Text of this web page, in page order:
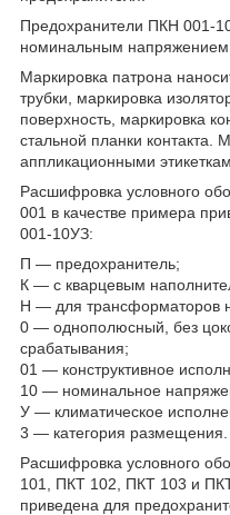
Предохранители ПКН 001-
номинальным напряжением
Маркировка патрона
трубки, маркировка
поверхность, маркировка
стальной планки контакта.
аппликационными
Расшифровка условного
001 в качестве примера
001-10УЗ:
П — предохранитель;
К — с кварцевым
Н — для трансформаторов
0 — однополюсный, без
срабатывания;
01 — конструктивное
10 — номинальное
У — климатическое
3 — категория размещения.
Расшифровка условного
101, ПКТ 102, ПКТ 103 и
приведена для